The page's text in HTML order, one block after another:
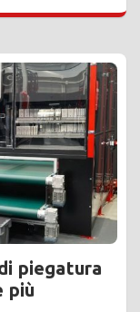
piegatura
più